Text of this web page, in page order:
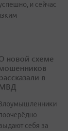
и сейчас
новой схеме
в
себя за